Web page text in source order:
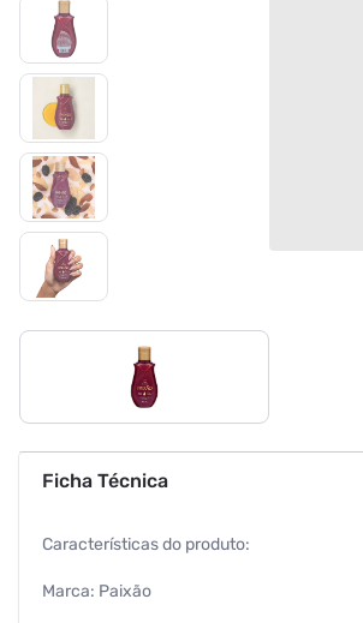
Ficha Técnica
Características do produto:
Marca: Paixão